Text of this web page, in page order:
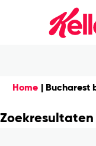
Home | Bucharest